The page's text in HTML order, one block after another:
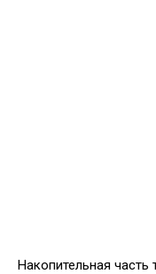
Накопительная часть